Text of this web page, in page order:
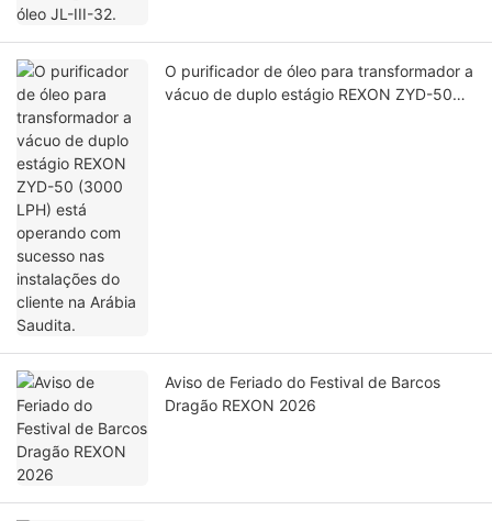
O purificador de óleo para transformador a
vácuo de duplo estágio REXON ZYD-50
Aviso de Feriado do Festival de Barcos
Dragão REXON 2026